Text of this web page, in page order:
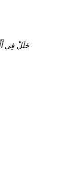
C!S-TEM ERROR, le «H» dans mon nom n’est pas silencieux خَلَلْ‭ ‬فِي‭ ‬أَلْنِّظَام‭ ‬‭ …‬بِتْرِحْلَكْ‭ ‬مِشْوَار